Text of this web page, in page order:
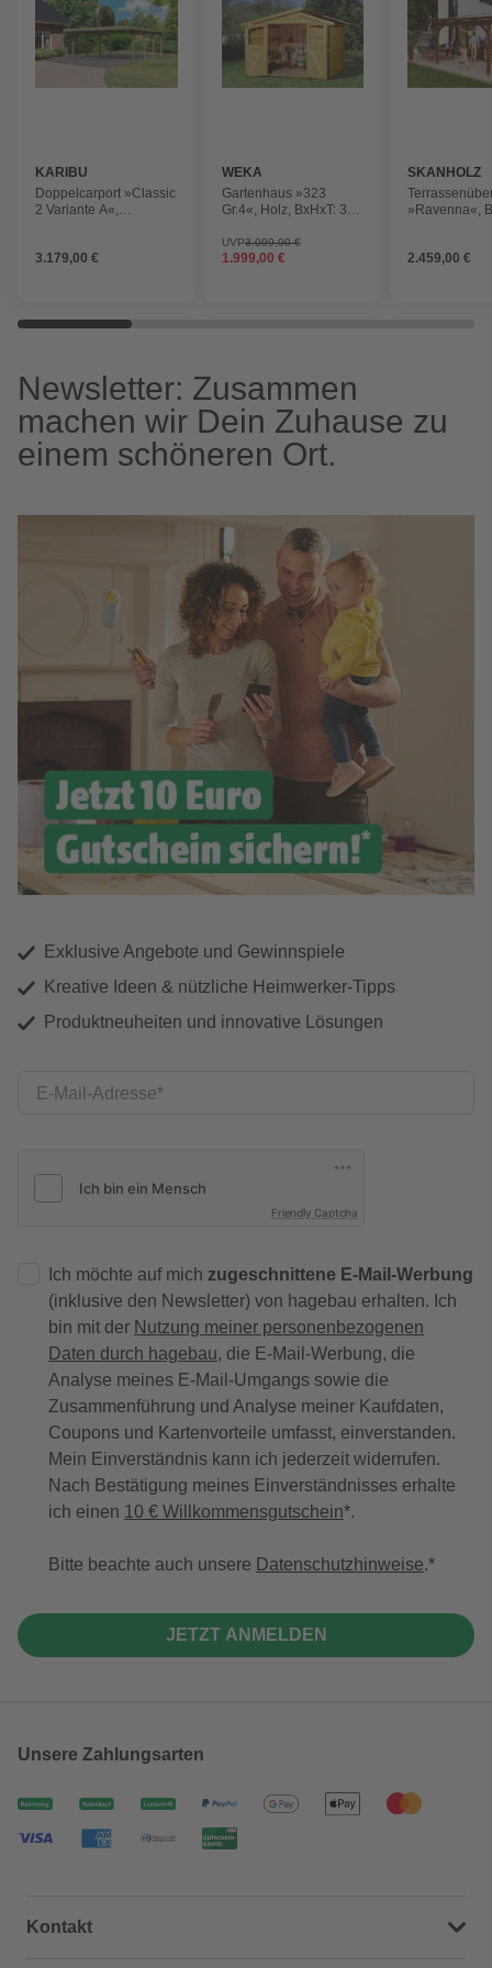
KARIBU
Doppelcarport »Classic
2 Variante A«,
3.179,00 €
WEKA
Gartenhaus »323
Gr.4«, Holz, BxHxT: 330
(Außenmaße inkl.
Dachüberstand)
UVP3.099,00 €
1.999,00 €
SKANHOLZ
»Ravenna«,
2.459,00 €
Newsletter: Zusammen
machen wir Dein Zuhause zu
einem schöneren Ort.
Exklusive Angebote und Gewinnspiele
Kreative Ideen & nützliche Heimwerker-Tipps
Produktneuheiten und innovative Lösungen
E-Mail-Adresse
Friendly Captcha
Ich möchte auf mich zugeschnittene E-Mail-Werbung
(inklusive den Newsletter) von hagebau erhalten. Ich
bin mit der Nutzung meiner personenbezogenen
Daten durch hagebau, die E-Mail-Werbung, die
Analyse meines E-Mail-Umgangs sowie die
Zusammenführung und Analyse meiner Kaufdaten,
Coupons und Kartenvorteile umfasst, einverstanden.
Mein Einverständnis kann ich jederzeit widerrufen.
Nach Bestätigung meines Einverständnisses erhalte
ich einen 10 € Willkommensgutschein*.
Bitte beachte auch unsere Datenschutzhinweise.
JETZT ANMELDEN
Unsere Zahlungsarten
Kontakt